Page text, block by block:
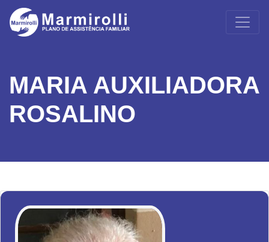
MARIA AUXILIADORA
ROSALINO